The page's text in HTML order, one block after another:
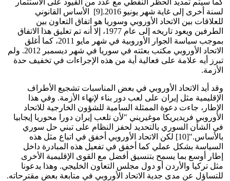
كما سيتم تمديد الحظر النفطي مع عدد من القيود على الاستثمار
لسنة أخرى إلى غاية شهر يونيو 2016.[9] الأساس القانوني
للعلاقات بين الاتحاد الأوروبي وسوريا هو اتفاق التعاون بين
الطرفين ويعود تاريخه إلى عام 1977، إلا أنه تم تعليق هذا الاتفاق
بموجب سياسة الجوار الأوروبية في شهر مايو 2011، كما أغلق
الاتحاد الأوروبي مكتب بعثته في سوريا في شهر ديسمبر 2012. ولم
تبرز أيه علامة على فعالية أية من هذه الإجراءات في تخفيف حدة
الأزمة.
وقد أيد الاتحاد الأوروبي في بعض المناسبات تشجيع الأطراف
الإقليمية مثل إيران على لعب دور بناء لإنهاء الأزمة. وفي هذا
الإطار، جاءت دعوة الممثلة السامية للشؤون الخارجية للاتحاد
الأوروبي فريديريكا موغيريني "لأن تلعب إيران دورا محوريا إيجابيا
في الشأن السوري بالتحديد لحفز النظام على تبني حل سوري
بالأساس."[10] لكن الاتحاد الأوروبي أخفق في اتباع مثل هذه
السياسة بشكل عملي كما أخفق في تفعيل هذه المبادرة داخل
إطار أوسع بما يسمح بتنسيق أفضل مع القوى الإقليمية الأخرى
مثل تركيا والأردن أو دول مجلس التعاون الخليجي. وهذا يدعونا
للتساؤل عن مدى جدية الاتحاد الأوروبي في متابعة بعض مقترحاته.